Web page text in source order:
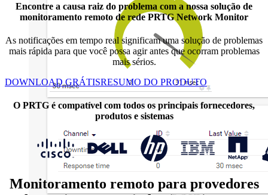
Encontre a causa raiz do problema com a nossa solução de
monitoramento remoto de rede PRTG Network Monitor
As notificações em tempo real significam uma solução de problemas
mais rápida para que você possa agir antes que ocorram problemas
mais sérios.
DOWNLOAD GRÁTISRESUMO DO PRODUTO
O PRTG é compatível com todos os principais fornecedores,
produtos e sistemas
Monitoramento remoto para provedores